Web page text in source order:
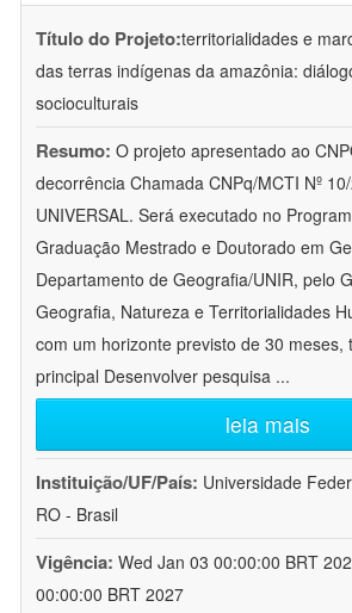
Título do Projeto:territorialidades e
das terras indígenas da amazônia:
socioculturais
Resumo: O projeto apresentado ao
decorrência Chamada CNPq/MCTI Nº
UNIVERSAL. Será executado no
Graduação Mestrado e Doutorado em
Departamento de Geografia/UNIR, pelo
Geografia, Natureza e Territorialidades
com um horizonte previsto de 30 meses,
principal Desenvolver pesquisa ...
leia mais
Instituição/UF/País: Universidade
RO - Brasil
Vigência: Wed Jan 03 00:00:00 BRT
00:00:00 BRT 2027